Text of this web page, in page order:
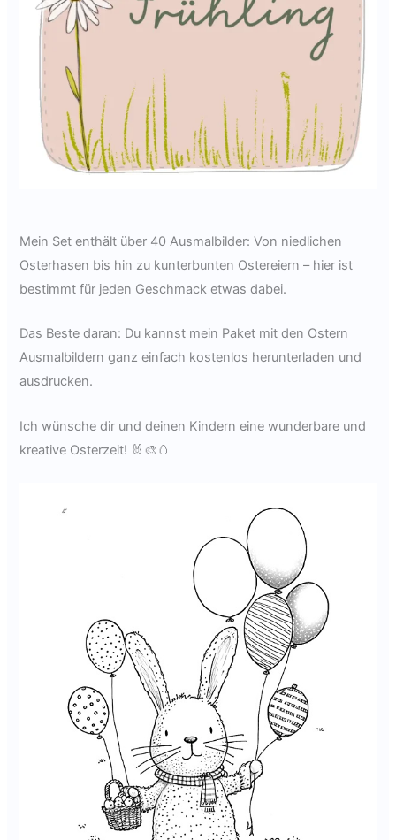
Mein Set enthält über 40 Ausmalbilder: Von niedlichen
Osterhasen bis hin zu kunterbunten Ostereiern – hier ist
bestimmt für jeden Geschmack etwas dabei.
Das Beste daran: Du kannst mein Paket mit den Ostern
Ausmalbildern ganz einfach kostenlos herunterladen und
ausdrucken.
Ich wünsche dir und deinen Kindern eine wunderbare und
kreative Osterzeit! 🐰🎨🥚